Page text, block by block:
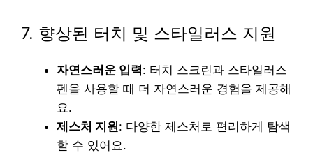
7. 향상된 터치 및 스타일러스 지원
자연스러운 입력: 터치 스크린과 스타일러스
펜을 사용할 때 더 자연스러운 경험을 제공해
요.
제스처 지원: 다양한 제스처로 편리하게 탐색
할 수 있어요.